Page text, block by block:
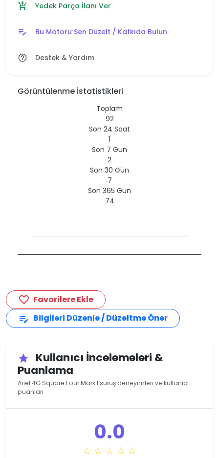
add_shopping_cart Yedek Parça İlanı Ver
edit_note Bu Motoru Sen Düzelt / Katkıda Bulun
help_outline Destek & Yardım
Görüntülenme İstatistikleri
Toplam
92
Son 24 Saat
1
Son 7 Gün
2
Son 30 Gün
7
Son 365 Gün
74
favorite_border Favorilere Ekle
edit_note Bilgileri Düzenle / Düzeltme Öner
star
Kullanıcı İncelemeleri &
Puanlama
Ariel 4G Square Four Mark I sürüş deneyimleri ve kullanıcı
puanları
0.0
☆ ☆ ☆ ☆ ☆